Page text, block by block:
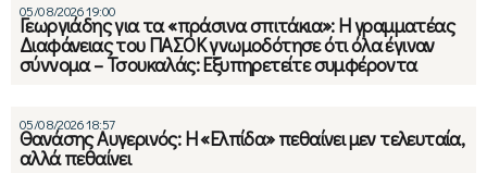
05/08/2026 19:00
Γεωργιάδης για τα «πράσινα σπιτάκια»: Η γραμματέας
Διαφάνειας του ΠΑΣΟΚ γνωμοδότησε ότι όλα έγιναν
σύννομα – Τσουκαλάς: Εξυπηρετείτε συμφέροντα
05/08/2026 18:57
Θανάσης Αυγερινός: Η «Ελπίδα» πεθαίνει μεν τελευταία,
αλλά πεθαίνει